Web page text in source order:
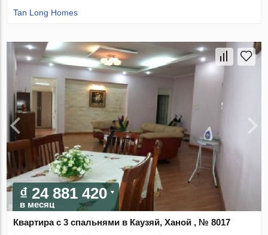
Tan Long Homes
₫ 24 881 420
в месяц
Квартира с 3 спальнями в Каузяй, Ханой , № 8017